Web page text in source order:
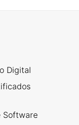
Digital
Software